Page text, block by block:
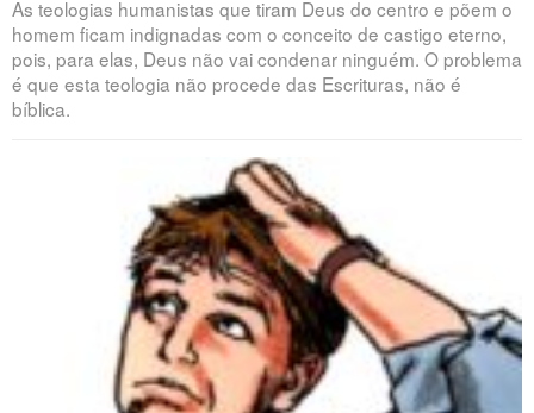
As teologias humanistas que tiram Deus do centro e põem o
homem ficam indignadas com o conceito de castigo eterno,
pois, para elas, Deus não vai condenar ninguém. O problema
é que esta teologia não procede das Escrituras, não é
bíblica.